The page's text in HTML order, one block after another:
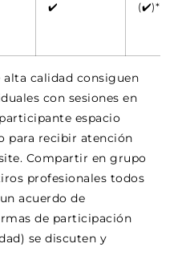
✔️ (✔️)*
calidad consiguen
con sesiones en
espacio
para recibir atención
Compartir en grupo
profesionales todos
acuerdo de
de participación
se discuten y